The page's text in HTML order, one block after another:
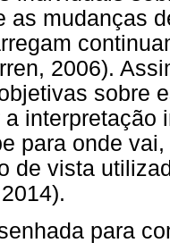
as mudanças
2006).
sobre
a interpretação
para onde
de vista
para